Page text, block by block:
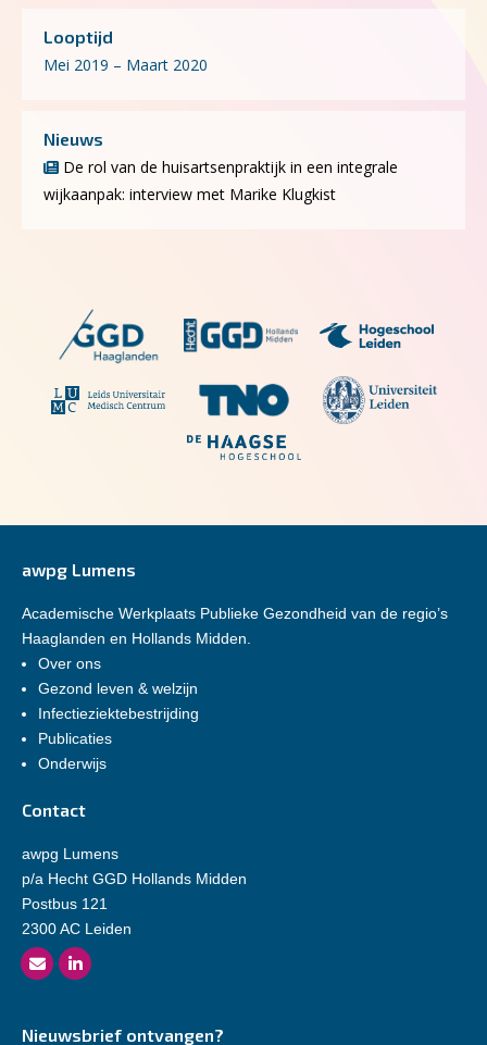
Looptijd
Mei 2019 – Maart 2020
Nieuws
De rol van de huisartsenpraktijk in een integrale
wijkaanpak: interview met Marike Klugkist
awpg Lumens
Academische Werkplaats Publieke Gezondheid van de regio’s
Haaglanden en Hollands Midden.
Over ons
Gezond leven & welzijn
Infectieziektebestrijding
Publicaties
Onderwijs
Contact
awpg Lumens
p/a Hecht GGD Hollands Midden
Postbus 121
2300 AC Leiden
Nieuwsbrief ontvangen?